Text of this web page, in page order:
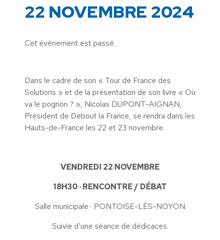
22 NOVEMBRE 2024
Cet évènement est passé.
Dans le cadre de son « Tour de France des
Solutions » et de la présentation de son livre « Où
va le pognon ? », Nicolas DUPONT-AIGNAN,
Président de Debout la France, se rendra dans les
Hauts-de-France les 22 et 23 novembre.
VENDREDI 22 NOVEMBRE
18H30 · RENCONTRE / DÉBAT
Salle municipale · PONTOISE-LÈS-NOYON
Suivie d’une séance de dédicaces.